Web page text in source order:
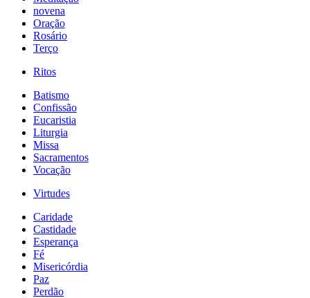
novena
Oração
Rosário
Terço
Ritos
Batismo
Confissão
Eucaristia
Liturgia
Missa
Sacramentos
Vocação
Virtudes
Caridade
Castidade
Esperança
Fé
Misericórdia
Paz
Perdão